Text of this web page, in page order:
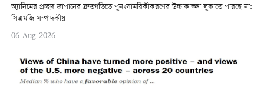
অ্যানিমের প্রচ্ছদ জাপানের দ্রুতগতিতে পুনঃসামরিকীকরণের উচ্চাকাঙ্ক্ষা লুকাতে পারছে না:
সিএমজি সম্পাদকীয়
06-Aug-2026